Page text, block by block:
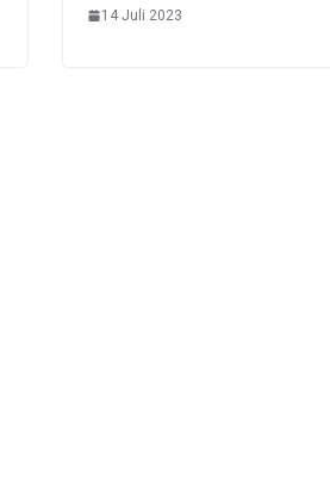
14 Juli 2023